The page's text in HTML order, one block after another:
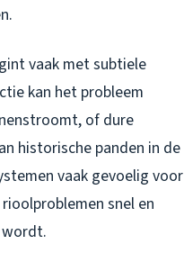
vaak met subtiele
kan het probleem
of dure
historische panden in de
vaak gevoelig voor
snel en